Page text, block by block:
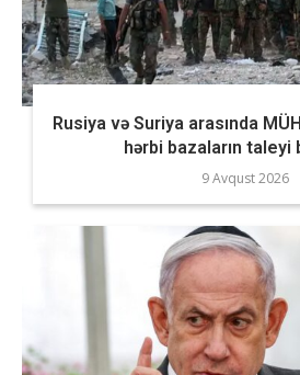
Rusiya və Suriya arasında
hərbi bazaların taleyi
9 Avqust 2026